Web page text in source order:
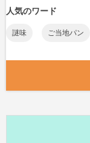
人気のワード
謎味 ご当地パン